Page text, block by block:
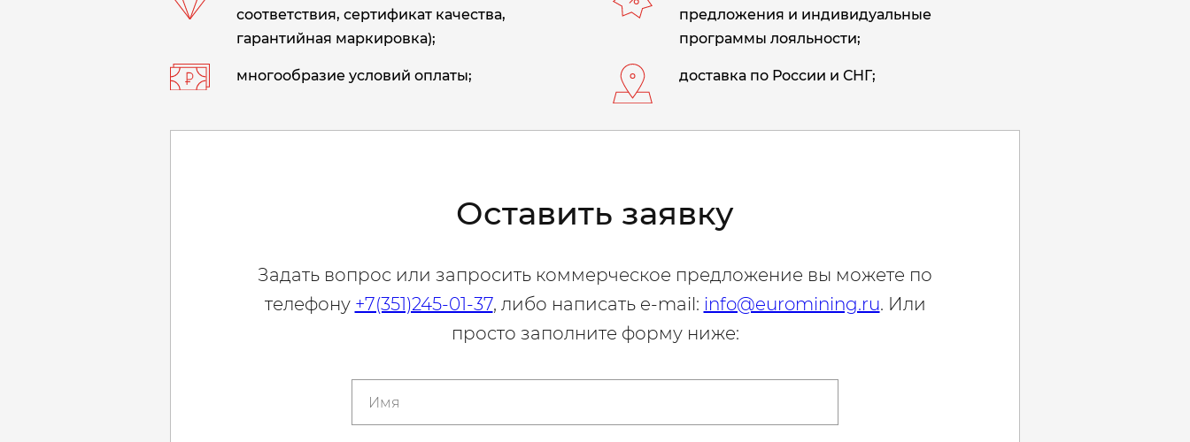
соответствия, сертификат качества,
гарантийная маркировка);
предложения и индивидуальные
программы лояльности;
многообразие условий оплаты; доставка по России и СНГ;
Оставить заявку
Задать вопрос или запросить коммерческое предложение вы можете по
телефону +7(351)245-01-37, либо написать e-mail: info@euromining.ru. Или
просто заполните форму ниже: